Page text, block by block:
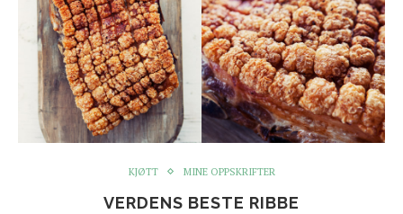
KJØTT MINE OPPSKRIFTER
VERDENS BESTE RIBBE